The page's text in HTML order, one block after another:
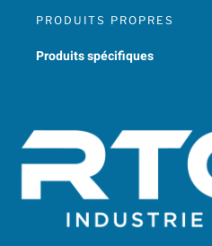
PRODUITS PROPRES
Produits spécifiques